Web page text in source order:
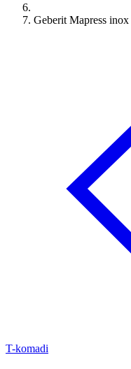
Geberit Mapress
T-komadi